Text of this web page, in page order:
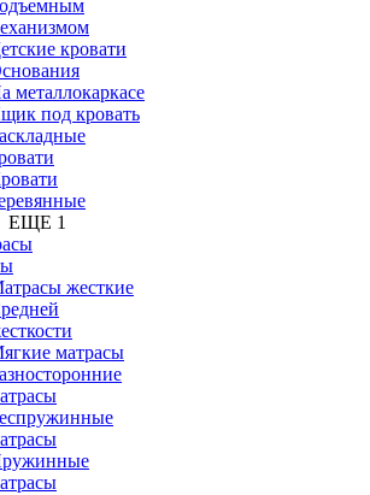
кровати
металлокаркасе
под кровать
ЕЩЕ 1
жесткие
матрасы